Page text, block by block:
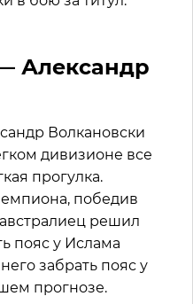
Александр
Волкановски
дивизионе все
прогулка.
победив
решил
пояс у Ислама
забрать пояс у
прогнозе.